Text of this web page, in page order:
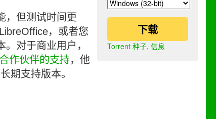
下载
Torrent 种子, 信息
，但测试时间更
，或者您
对于商业用户，
作伙伴的支持，他
期支持版本。